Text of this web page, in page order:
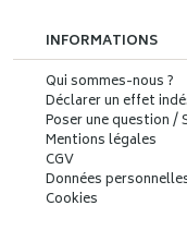
INFORMATIONS
Qui sommes-nous ?
Déclarer un effet
Poser une question /
Mentions légales
CGV
Données
Cookies